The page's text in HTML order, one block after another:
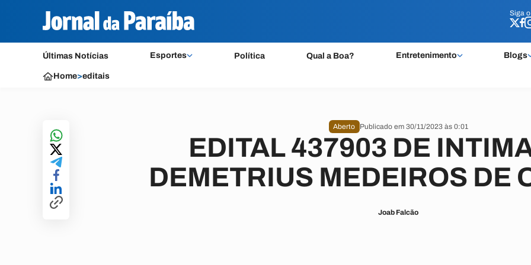
Siga o
Últimas Notícias Esportes Política Qual a Boa? Entretenimento Blogs
Siga o
Home>editais
Aberto Publicado em 30/11/2023 às 0:01
EDITAL 437903 DE
DEMETRIUS MEDEIROS DE
Joab Falcão